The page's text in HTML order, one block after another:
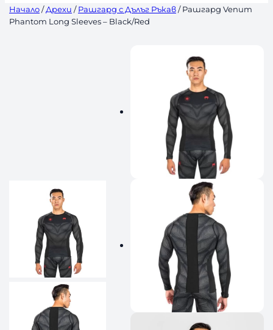
Начало/Дрехи /Рашгард с Дълъг Ръкав/ Рашгард Venum
Phantom Long Sleeves – Black/Red